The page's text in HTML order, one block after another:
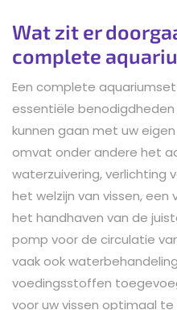
Wat zit er
complete
Een complete
essentiële
kunnen gaan met uw
omvat onder andere het
waterzuivering, verlichting
het welzijn van vissen,
het handhaven van de
pomp voor de circulatie
vaak ook
voedingsstoffen
voor uw vissen optimaal